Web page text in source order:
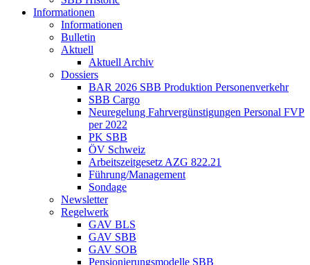
Informationen
Informationen
Bulletin
Aktuell
Aktuell Archiv
Dossiers
BAR 2026 SBB Produktion Personenverkehr
SBB Cargo
Neuregelung Fahrvergünstigungen Personal FVP
per 2022
PK SBB
ÖV Schweiz
Arbeitszeitgesetz AZG 822.21
Führung/Management
Sondage
Newsletter
Regelwerk
GAV BLS
GAV SBB
GAV SOB
Pensionierungsmodelle SBB